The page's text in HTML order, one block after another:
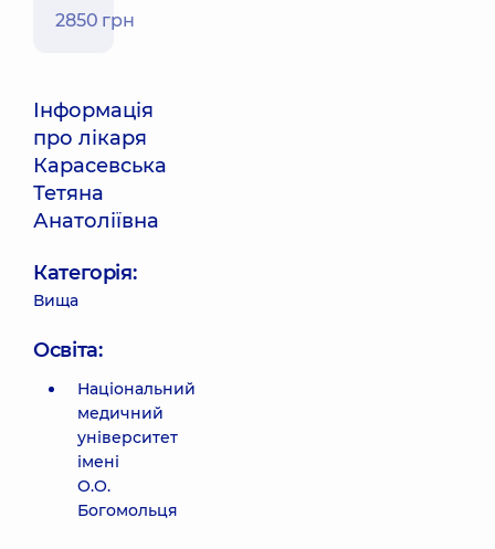
2850 грн
Інформація
про лікаря
Карасевська
Тетяна
Анатоліївна
Категорія:
Вища
Освіта:
Національний
медичний
університет
імені
О.О.
Богомольця